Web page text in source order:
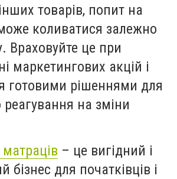
товарів, попит на
коливатися залежно
Враховуйте це при
маркетингових акцій і
готовими рішеннями для
на зміни
– це вигідний і
бізнес для початківців і